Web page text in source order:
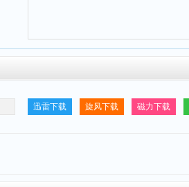
迅雷下载 旋风下载 磁力下载